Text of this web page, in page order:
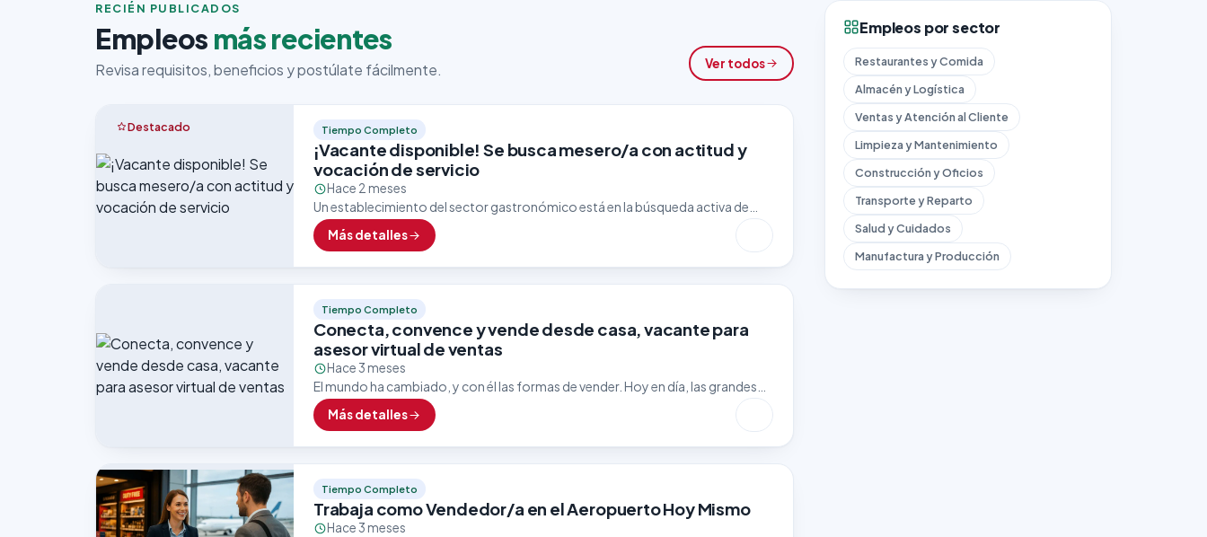
RECIÉN PUBLICADOS
Empleos más recientes
Revisa requisitos, beneficios y postúlate fácilmente. Ver todos
Destacado Tiempo Completo
¡Vacante disponible! Se busca mesero/a con actitud y
vocación de servicio
Hace 2 meses
Un establecimiento del sector gastronómico está en la búsqueda activa de
un/a mesero/a con excelente presentación, trato amable y enfoque al cliente.
Esta vacante…
Más detalles
Tiempo Completo
Conecta, convence y vende desde casa, vacante para
asesor virtual de ventas
Hace 3 meses
El mundo ha cambiado, y con él las formas de vender. Hoy en día, las grandes
marcas apuestan por asesores comerciales que dominen el…
Más detalles
Tiempo Completo
Trabaja como Vendedor/a en el Aeropuerto Hoy Mismo
Hace 3 meses
Empleos por sector
Restaurantes y Comida
Almacén y Logística
Ventas y Atención al Cliente
Limpieza y Mantenimiento
Construcción y Oficios
Transporte y Reparto
Salud y Cuidados
Manufactura y Producción